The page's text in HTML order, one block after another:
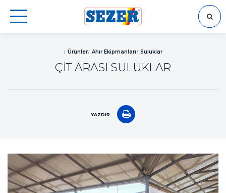
Ürünler Ahır Ekipmanları Suluklar
ÇİT ARASI SULUKLAR
YAZDIR